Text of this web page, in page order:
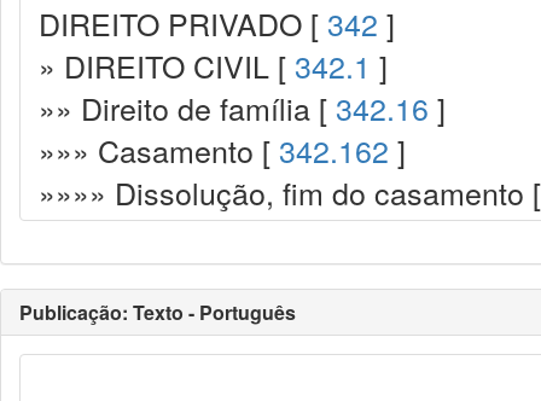
DIREITO PRIVADO [ 342 ]
» DIREITO CIVIL [ 342.1 ]
»» Direito de família [ 342.16 ]
»»» Casamento [ 342.162 ]
»»»» Dissolução, fim do casamento
Publicação: Texto - Português